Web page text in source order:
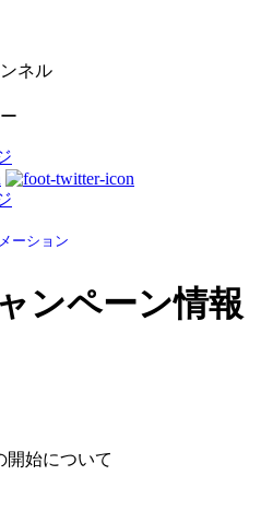
ネル
ーション
ンペーン情報
開始について